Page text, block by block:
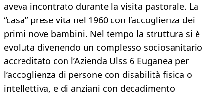
aveva incontrato durante la visita pastorale. La
“casa” prese vita nel 1960 con l’accoglienza dei
primi nove bambini. Nel tempo la struttura si è
evoluta divenendo un complesso sociosanitario
accreditato con l’Azienda Ulss 6 Euganea per
l’accoglienza di persone con disabilità fisica o
intellettiva, e di anziani con decadimento